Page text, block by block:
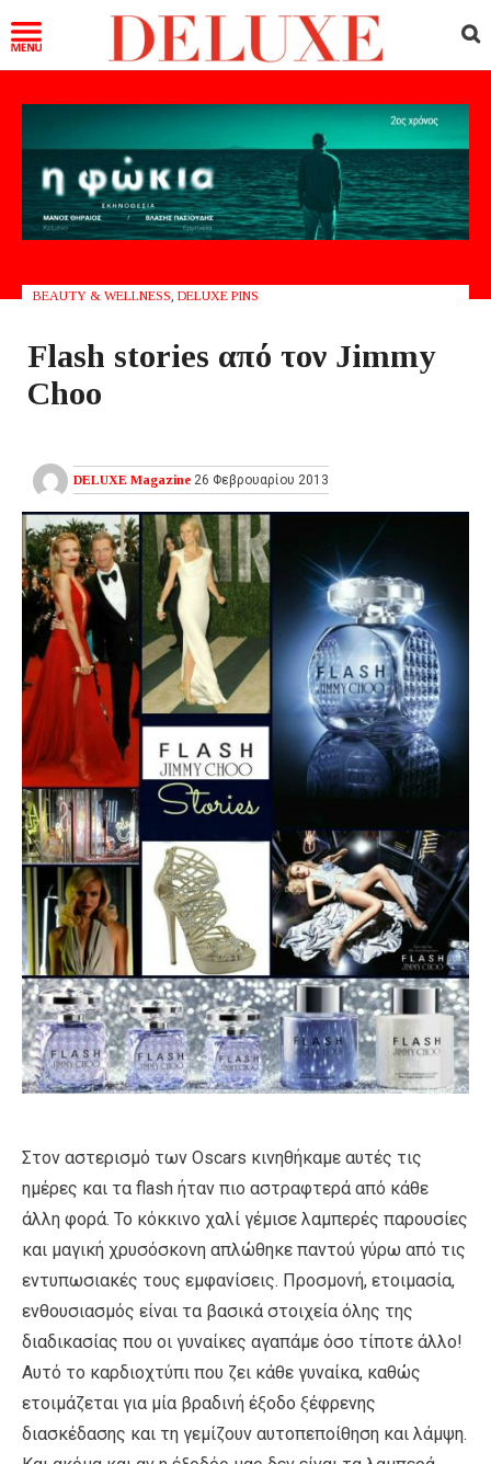
BEAUTY & WELLNESS DELUXE PINS
Flash stories από τον Jimmy
Choo
DELUXE Magazine 26 Φεβρουαρίου 2013
Στον αστερισμό των Oscars κινηθήκαμε αυτές τις
ημέρες και τα flash ήταν πιο αστραφτερά από κάθε
άλλη φορά. Το κόκκινο χαλί γέμισε λαμπερές παρουσίες
και μαγική χρυσόσκονη απλώθηκε παντού γύρω από τις
εντυπωσιακές τους εμφανίσεις. Προσμονή, ετοιμασία,
ενθουσιασμός είναι τα βασικά στοιχεία όλης της
διαδικασίας που οι γυναίκες αγαπάμε όσο τίποτε άλλο!
Αυτό το καρδιοχτύπι που ζει κάθε γυναίκα, καθώς
ετοιμάζεται για μία βραδινή έξοδο ξέφρενης
διασκέδασης και τη γεμίζουν αυτοπεποίθηση και λάμψη.